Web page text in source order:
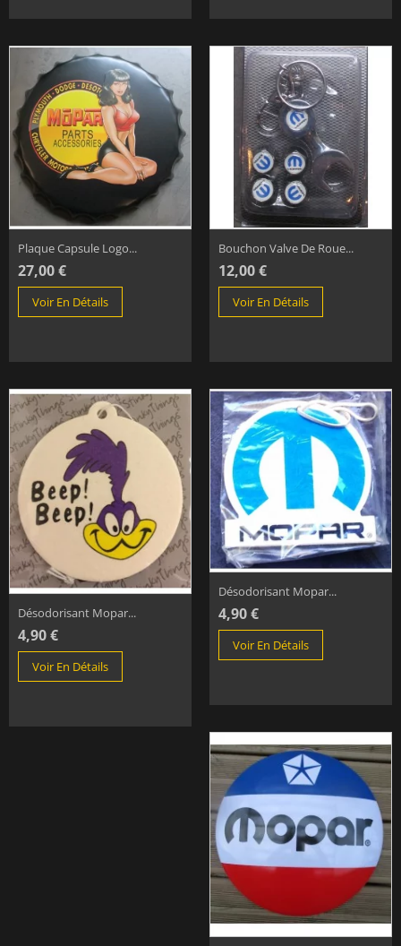
Plaque Capsule Logo...
27,00 €
Voir En Détails
Bouchon Valve De Roue...
12,00 €
Voir En Détails
Désodorisant Mopar...
4,90 €
Voir En Détails
Désodorisant Mopar...
4,90 €
Voir En Détails